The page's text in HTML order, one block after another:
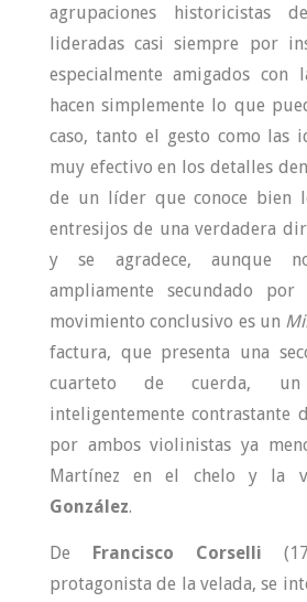
agrupaciones historicistas
lideradas casi siempre por
especialmente amigados con
hacen simplemente lo que
caso, tanto el gesto como las
muy efectivo en los detalles
de un líder que conoce bien
entresijos de una verdadera
y se agradece, aunque
ampliamente secundado por
movimiento conclusivo es un
factura, que presenta una
cuarteto de cuerda, un
inteligentemente contrastante
por ambos violinistas ya
Martínez en el chelo y la
González.
De Francisco Corselli
protagonista de la velada, se